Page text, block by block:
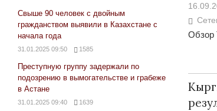
Обзор
Свыше 90 человек с двойным
гражданством выявили в Казахстане с
начала года
31.01.2025 09:50 1585
Преступную группу задержали по
подозрению в вымогательстве и грабеже
в Астане
31.01.2025 09:40 1639